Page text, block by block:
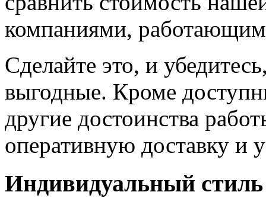
компаниями,
Сделайте это, и
выгодные. Кроме
другие достоинства
оперативную доставку и
Индивидуальный стиль